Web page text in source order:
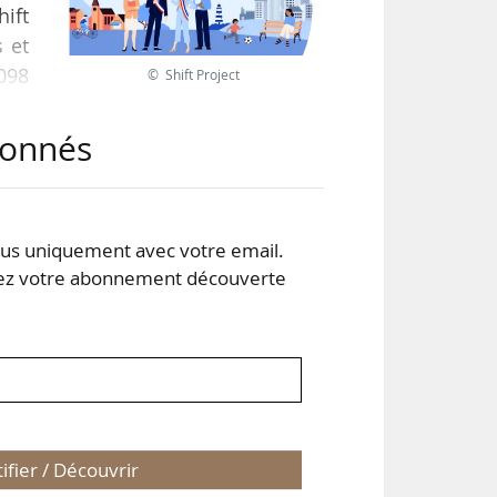
et
© Shift Project
uniquement avec votre email.
votre abonnement découverte
/ Découvrir